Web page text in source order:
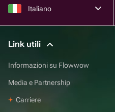
Italiano
Link utili
Informazioni su Flowwow
Media e Partnership
Carriere